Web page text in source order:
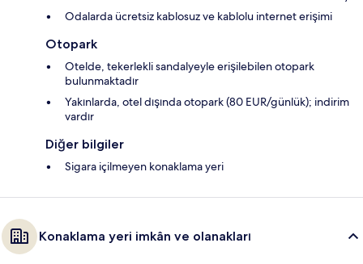
Odalarda ücretsiz kablosuz ve kablolu internet erişimi
Otopark
Otelde, tekerlekli sandalyeyle erişilebilen otopark
bulunmaktadır
Yakınlarda, otel dışında otopark (80 EUR/günlük); indirim
vardır
Diğer bilgiler
Sigara içilmeyen konaklama yeri
Konaklama yeri imkân ve olanakları